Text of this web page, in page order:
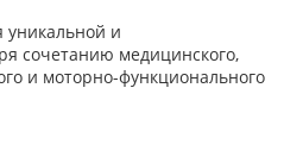
уникальной и
сочетанию медицинского,
и моторно-функционального